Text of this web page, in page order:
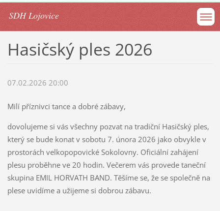
SDH Lojovice
Hasičský ples 2026
07.02.2026 20:00
Milí příznivci tance a dobré zábavy,
dovolujeme si vás všechny pozvat na tradiční Hasičský ples,
který se bude konat v sobotu 7. února 2026 jako obvykle v
prostorách velkopopovické Sokolovny. Oficiální zahájení
plesu proběhne ve 20 hodin. Večerem vás provede taneční
skupina EMIL HORVATH BAND. Těšíme se, že se společně na
plese uvidíme a užijeme si dobrou zábavu.